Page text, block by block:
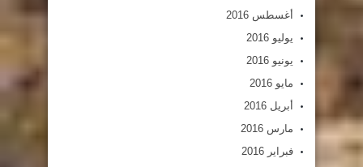
أغسطس 2016
يوليو 2016
يونيو 2016
مايو 2016
أبريل 2016
مارس 2016
فبراير 2016